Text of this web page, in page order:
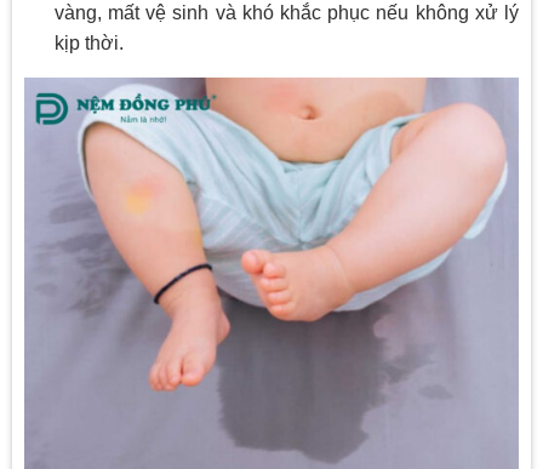
vàng, mất vệ sinh và khó khắc phục nếu không xử lý
kịp thời.